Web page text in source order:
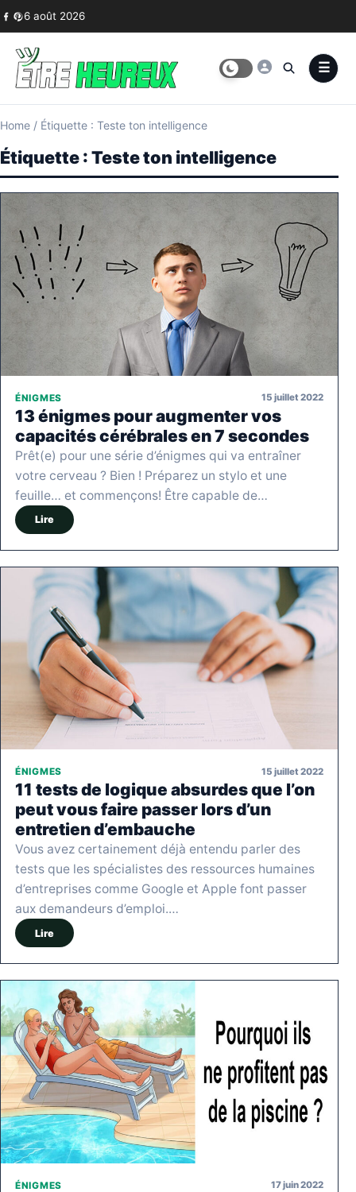
Skip to content
6 août 2026
Home / Étiquette : Teste ton intelligence
Étiquette :Teste ton intelligence
ÉNIGMES 15 juillet 2022
13 énigmes pour augmenter vos
capacités cérébrales en 7 secondes
Prêt(e) pour une série d’énigmes qui va entraîner
votre cerveau ? Bien ! Préparez un stylo et une
feuille… et commençons! Être capable de…
Lire
ÉNIGMES 15 juillet 2022
11 tests de logique absurdes que l’on
peut vous faire passer lors d’un
entretien d’embauche
Vous avez certainement déjà entendu parler des
tests que les spécialistes des ressources humaines
d’entreprises comme Google et Apple font passer
aux demandeurs d’emploi.…
Lire
ÉNIGMES 17 juin 2022